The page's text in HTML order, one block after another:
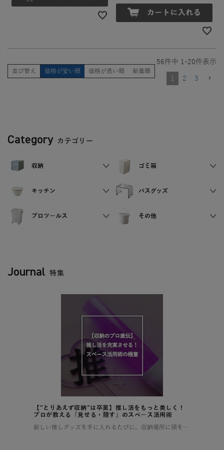
並び替え 価格が安い順 価格が高い順 新着順
56件中 1-20件表示
1 2 3
Category カテゴリー
収納 ゴミ箱
キッチン バスグッズ
プロツールス その他
Journal 特集
【”とりあえず収納”は卒業】推し活をもっと美しく！
プロが教える「見せる・隠す」のスペース活用術
新しい推しグッズを手に入れるたびに、収納場所に頭を悩ませていませんか？ 増え続けるコレクションで部屋が散らかり、せっかくの推し活もなんだか落ち着かない…そんな経験、きっと多くの「推し」を持つ方がされているはずです。 この […]